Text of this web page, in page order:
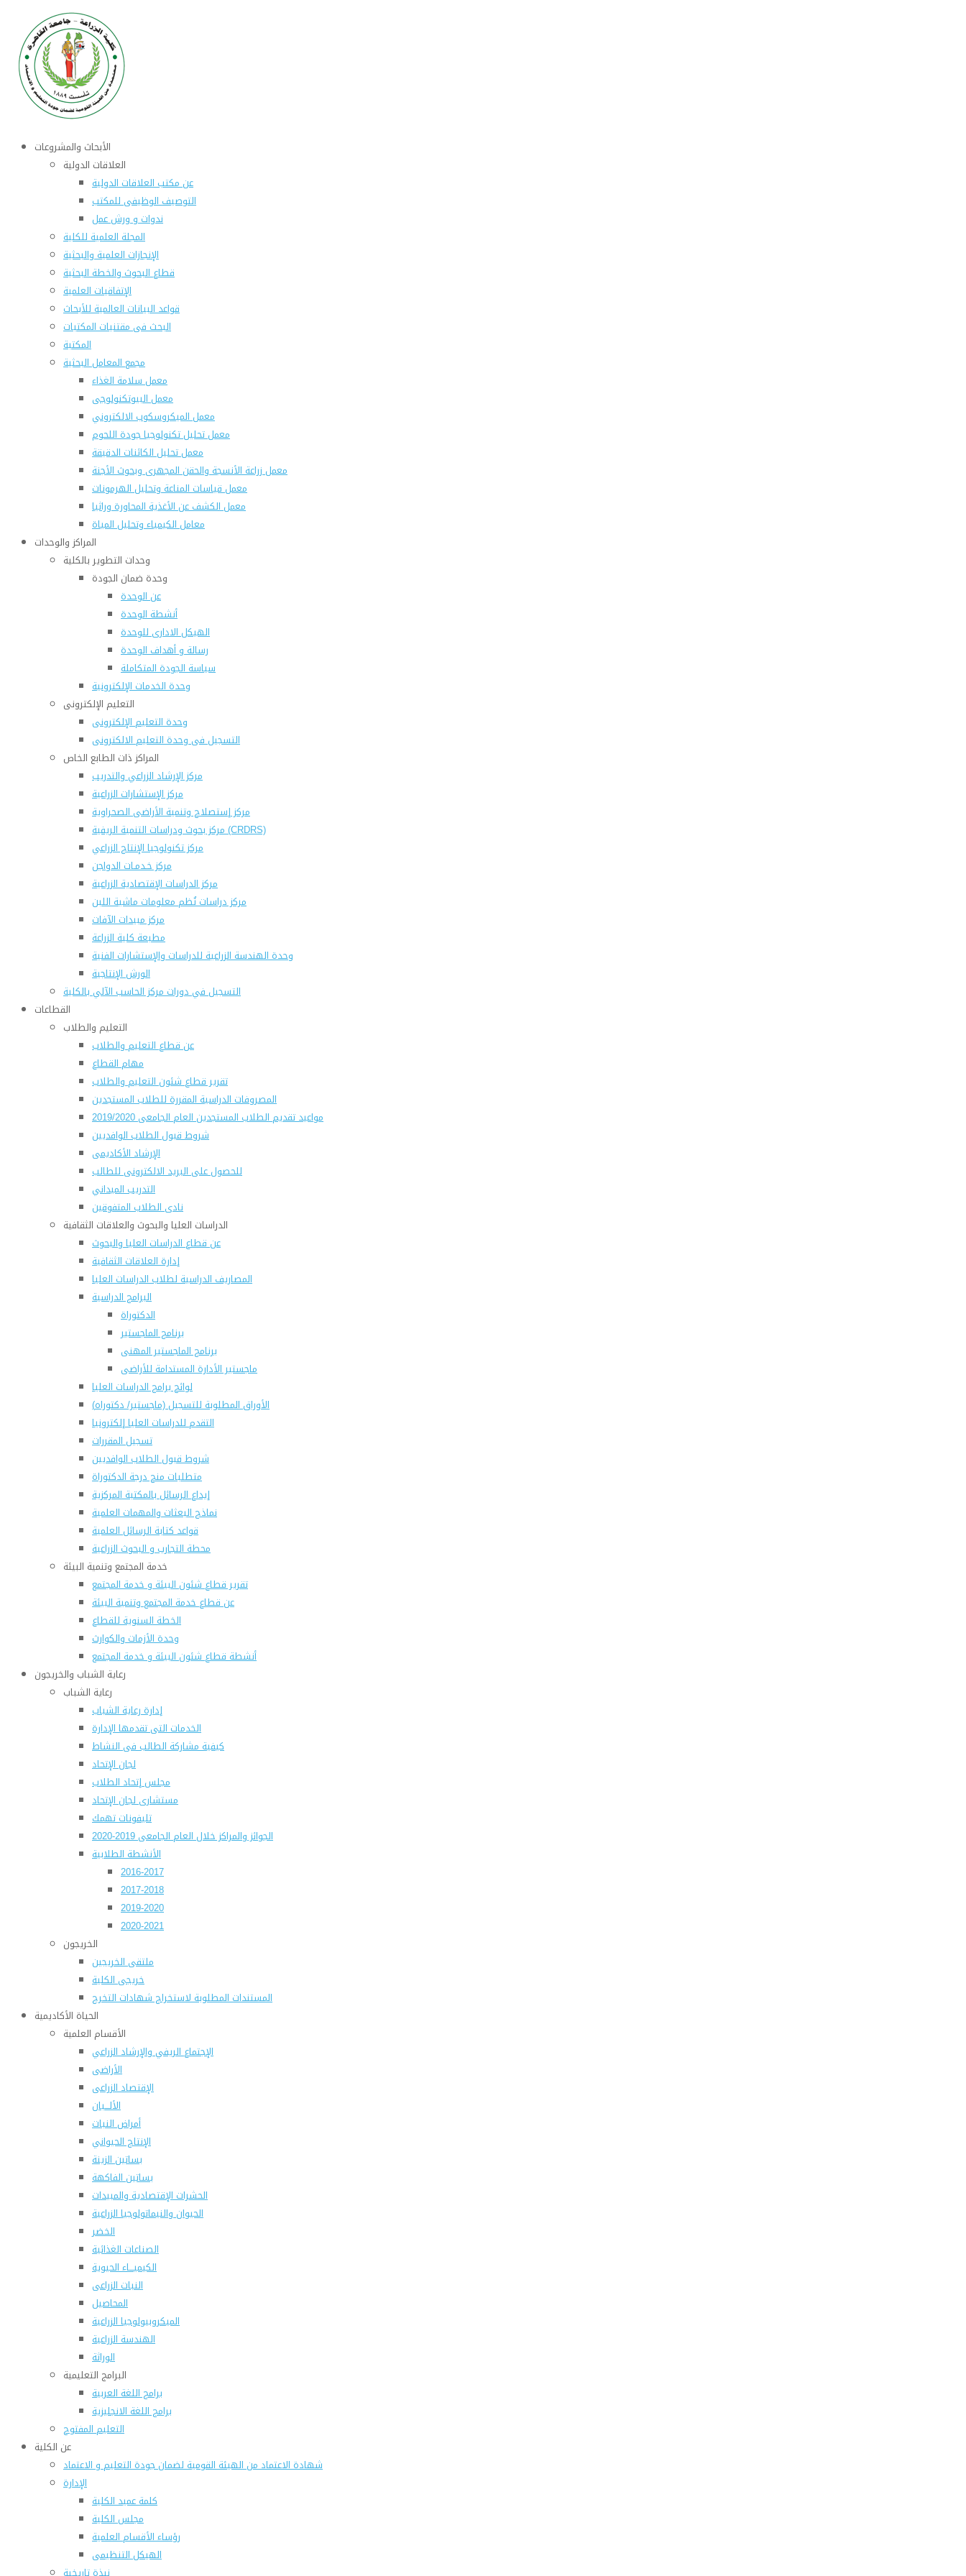
الأبحاث والمشروعات
العلاقات الدولية
عن مكتب العلاقات الدولية
التوصيف الوظيفى للمكتب
ندوات و ورش عمل
المجلة العلمية للكلية
الإنجازات العلمية والبحثية
قطاع البحوث والخطة البحثية
الإتفاقيات العلمية
قواعد البيانات العالمية للأبحاث
البحث فى مقتنيات المكتبات
المكتبة
مجمع المعامل البحثية
معمل سلامة الغذاء
معمل البيوتكنولوجى
معمل الميكروسكوب الالكتروني
معمل تحليل تكنولوجيا جودة اللحوم
معمل تحليل الكائنات الدقيقة
معمل زراعة الأنسجة والحقن المجهرى وبحوث الأجنة
معمل قياسات المناعة وتحليل الهرمونات
معمل الكشف عن الأغذية المحاورة وراثيا
معامل الكيمياء وتحليل المياة
المراكز والوحدات
وحدات التطوير بالكلية
وحدة ضمان الجودة
عن الوحدة
أنشطة الوحدة
الهيكل الادارى للوحدة
رسالة و أهداف الوحدة
سياسة الجودة المتكاملة
وحدة الخدمات الإلكترونية
التعليم الإلكترونى
وحدة التعليم الإلكترونى
التسجيل فى وحدة التعليم الالكترونى
المراكز ذات الطابع الخاص
مركز الإرشاد الزراعي والتدريب
مركز الإستشارات الزراعية
مركز إستصلاح وتنمية الأراضى الصحراوية
مركز بحوث ودراسات التنمية الريفية (CRDRS)
مركز تكنولوجيا الإنتاج الزراعي
مركز خـدمـات الدواجن
مركز الدراسات الإقتصادية الزراعية
مركز دراسات نُظم معلومات ماشية اللبن
مركز مبيدات الآفات
مطبعة كلية الزراعة
وحدة الهندسة الزراعية للدراسات والإستشارات الفنية
الورش الإنتاجية
التسجيل في دورات مركز الحاسب الآلي بالكلية
القطاعات
التعليم والطلاب
عن قطاع التعليم والطلاب
مهام القطاع
تقرير قطاع شئون التعليم والطلاب
المصروفات الدراسية المقررة للطلاب المستجدين
مواعيد تقديم الطلاب المستجدين العام الجامعى 2019/2020
شروط قبول الطلاب الوافديين
الإرشاد الأكاديمى
للحصول على البريد الالكترونى للطالب
التدريب الميداني
نادى الطلاب المتفوقين
الدراسات العليا والبحوث والعلاقات الثقافية
عن قطاع الدراسات العليا والبحوث
إدارة العلاقات الثقافية
المصاريف الدراسية لطلاب الدراسات العليا
البرامج الدراسية
الدكتوراة
برنامج الماجستير
برنامج الماجستير المهنى
ماجستير الأدارة المستدامة للأراضى
لوائح برامج الدراسات العليا
(الأوراق المطلوبة للتسجيل (ماجستير/ دكتوراه
التقدم للدراسات العليا إلكترونيا
تسجيل المقررات
شروط قبول الطلاب الوافديين
متطلبات منح درجة الدكتوراة
إيداع الرسائل بالمكتبة المركزية
نماذج البعثات والمهمات العلمية
قواعد كتابة الرسائل العلمية
محطة التجارب و البحوث الزراعية
خدمة المجتمع وتنمية البيئة
تقرير قطاع شئون البيئة و خدمة المجتمع
عن قطاع خدمة المجتمع وتنمية البيئة
الخطة السنوية للقطاع
وحدة الأزمات والكوارث
أنشطة قطاع شئون البيئة و خدمة المجتمع
رعاية الشباب والخريجون
رعاية الشباب
إدارة رعاية الشباب
الخدمات التى تقدمها الإدارة
كيفية مشاركة الطالب فى النشاط
لجان الإتحاد
مجلس إتحاد الطلاب
مستشارى لجان الإتحاد
تليفونات تهمك
الجوائز والمراكز خلال العام الجامعى 2019-2020
الأنشطة الطلابية
2016-2017
2017-2018
2019-2020
2020-2021
الخريجون
ملتقى الخريجين
خريجى الكلية
المستندات المطلوبة لاستخراج شهادات التخرج
الحياة الأكاديمية
الأقسام العلمية
الإجتماع الريفي والإرشاد الزراعي
الأراضى
الإقتصاد الزراعى
الألـــبان
أمراض النبات
الإنتاج الحيواني
بساتين الزينة
بساتين الفاكهة
الحشرات الإقتصادية والمبيدات
الحيوان والنيماتولوجيا الزراعية
الخضر
الصناعات الغذائية
الكيميـــاء الحيوية
النبات الزراعى
المحاصيل
الميكروبيولوجيا الزراعية
الهندسة الزراعية
الوراثة
البرامج التعليمية
برامج اللغة العربية
برامج اللغة الانجليزية
التعليم المفتوح
عن الكلية
شهادة الاعتماد من الهيئة القومية لضمان جودة التعليم و الاعتماد
الإدارة
كلمة عميد الكلية
مجلس الكلية
رؤساء الأقسام العلمية
الهيكل التنظيمى